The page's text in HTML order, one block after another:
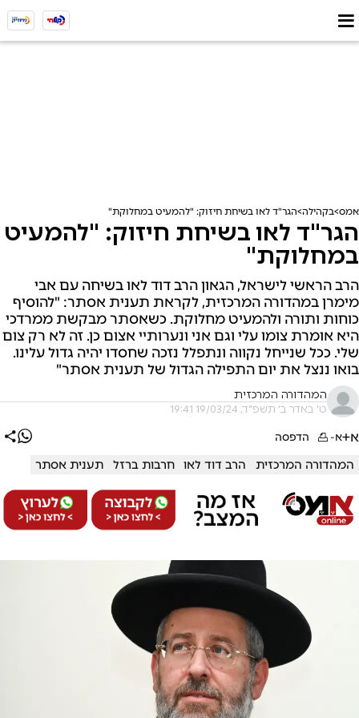
אמס בקהילה הגר"ד לאו בשיחת חיזוק: "להמעיט במחלוקת"
הגר"ד לאו בשיחת חיזוק: "להמעיט
במחלוקת"
הרב הראשי לישראל, הגאון הרב דוד לאו בשיחה עם אבי
מימרן במהדורה המרכזית, לקראת תענית אסתר: "להוסיף
כוחות ותורה ולהמעיט מחלוקת. כשאסתר מבקשת ממרדכי
היא אומרת צומו עלי וגם אני ונערותיי אצום כן. זה לא רק צום
שלי. ככל שנייחל נקווה ונתפלל נזכה שחסדו יהיה גדול עלינו.
בואו ננצל את יום התפילה הגדול של תענית אסתר"
המהדורה המרכזית
ט' באדר ב׳ תשפ"ד, 19/03/24 19:41
א+א- הדפסה
המהדורה המרכזית הרב דוד לאו חרבות ברזל תענית אסתר